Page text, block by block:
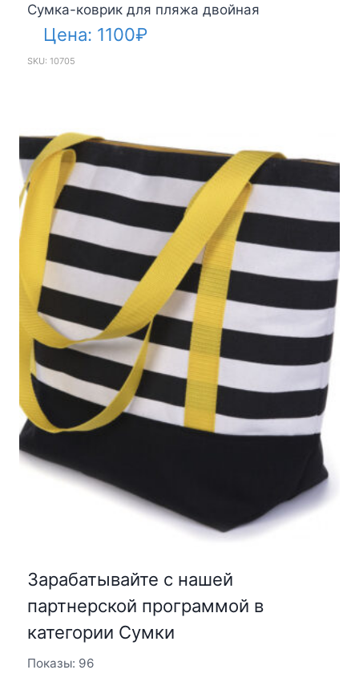
Сумка-коврик для пляжа двойная
Цена: 1100₽
SKU: 10705
Зарабатывайте с нашей
партнерской программой в
категории Сумки
Показы: 96